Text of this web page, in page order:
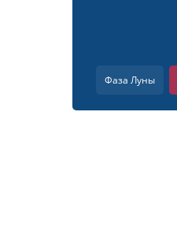
Фаза Луны